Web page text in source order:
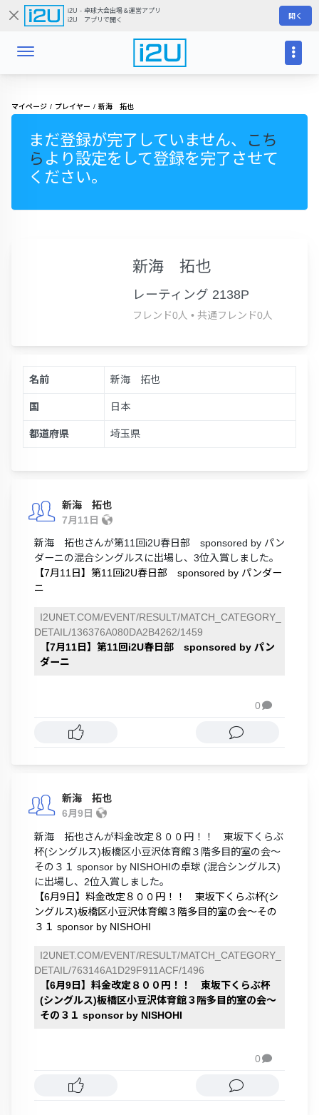
i2U - 卓球大会出場＆運営アプリ
i2U アプリで開く
開く
マイページ プレイヤー 新海 拓也
まだ登録が完了していません、
こち
ら より設定をして登録を完了させて
ください。
新海 拓也
レーティング 2138P
フレンド0人 • 共通フレンド0人
名前 新海 拓也
国 日本
都道府県 埼玉県
新海 拓也
7月11日
新海 拓也さんが第11回i2U春日部 sponsored by パン
ダーニの混合シングルスに出場し、3位入賞しました。
【7月11日】第11回i2U春日部 sponsored by パンダー
ニ
I2UNET.COM/EVENT/RESULT/MATCH_CATEGORY_
DETAIL/136376A080DA2B4262/1459
【7月11日】第11回i2U春日部 sponsored by パン
ダーニ
0
新海 拓也
6月9日
新海 拓也さんが料金改定８００円！！ 東坂下くらぶ
杯(シングルス)板橋区小豆沢体育館３階多目的室の会～
その３１ sponsor by NISHOHIの卓球 (混合シングルス)
に出場し、2位入賞しました。
【6月9日】料金改定８００円！！ 東坂下くらぶ杯(シ
ングルス)板橋区小豆沢体育館３階多目的室の会～その
３１ sponsor by NISHOHI
I2UNET.COM/EVENT/RESULT/MATCH_CATEGORY_
DETAIL/763146A1D29F911ACF/1496
【6月9日】料金改定８００円！！ 東坂下くらぶ杯
(シングルス)板橋区小豆沢体育館３階多目的室の会～
その３１ sponsor by NISHOHI
0